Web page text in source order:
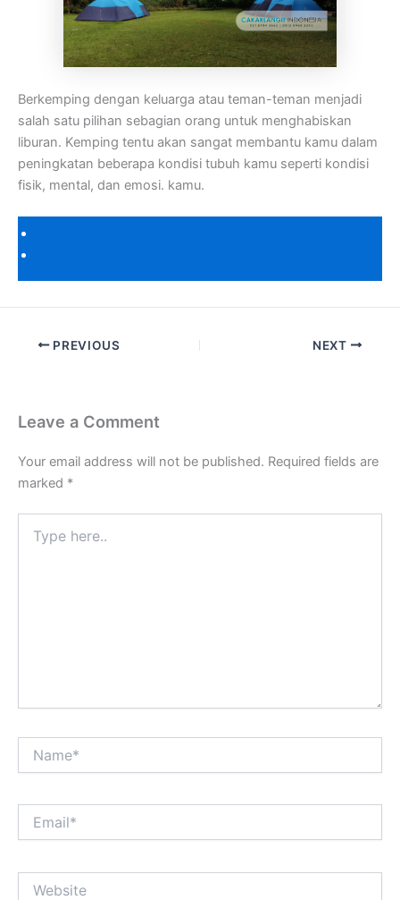
Berkemping dengan keluarga atau teman-teman menjadi
salah satu pilihan sebagian orang untuk menghabiskan
liburan. Kemping tentu akan sangat membantu kamu dalam
peningkatan beberapa kondisi tubuh kamu seperti kondisi
fisik, mental, dan emosi. kamu.
PREVIOUS NEXT
Leave a Comment
Your email address will not be published. Required fields are
marked *
here..